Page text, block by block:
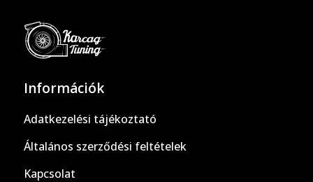
Információk
Adatkezelési tájékoztató
Általános szerződési feltételek
Kapcsolat